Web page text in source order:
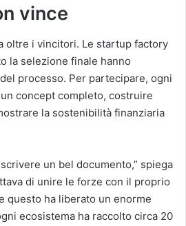
vince
oltre i vincitori. Le startup factory
la selezione finale hanno
processo. Per partecipare, ogni
concept completo, costruire
la sostenibilità finanziaria
un bel documento,” spiega
di unire le forze con il proprio
questo ha liberato un enorme
ecosistema ha raccolto circa 20